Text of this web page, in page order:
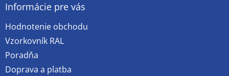
Informácie pre vás
Hodnotenie obchodu
Vzorkovník RAL
Poradňa
Doprava a platba